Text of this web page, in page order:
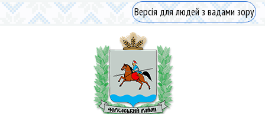
Версія для людей з вадами зору